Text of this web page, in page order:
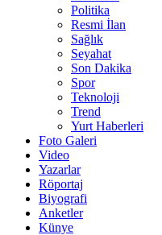
Politika
Resmi İlan
Sağlık
Seyahat
Son Dakika
Spor
Teknoloji
Trend
Yurt Haberleri
Foto Galeri
Video
Yazarlar
Röportaj
Biyografi
Anketler
Künye